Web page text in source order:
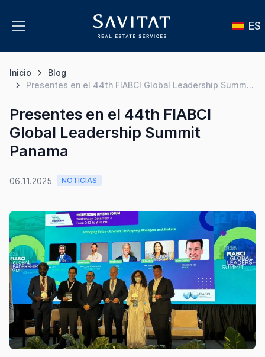
ES
Inicio
Blog
Presentes en el 44th FIABCI Global Leadership Summ...
Presentes en el 44th FIABCI
Global Leadership Summit
Panama
06.11.2025 NOTICIAS